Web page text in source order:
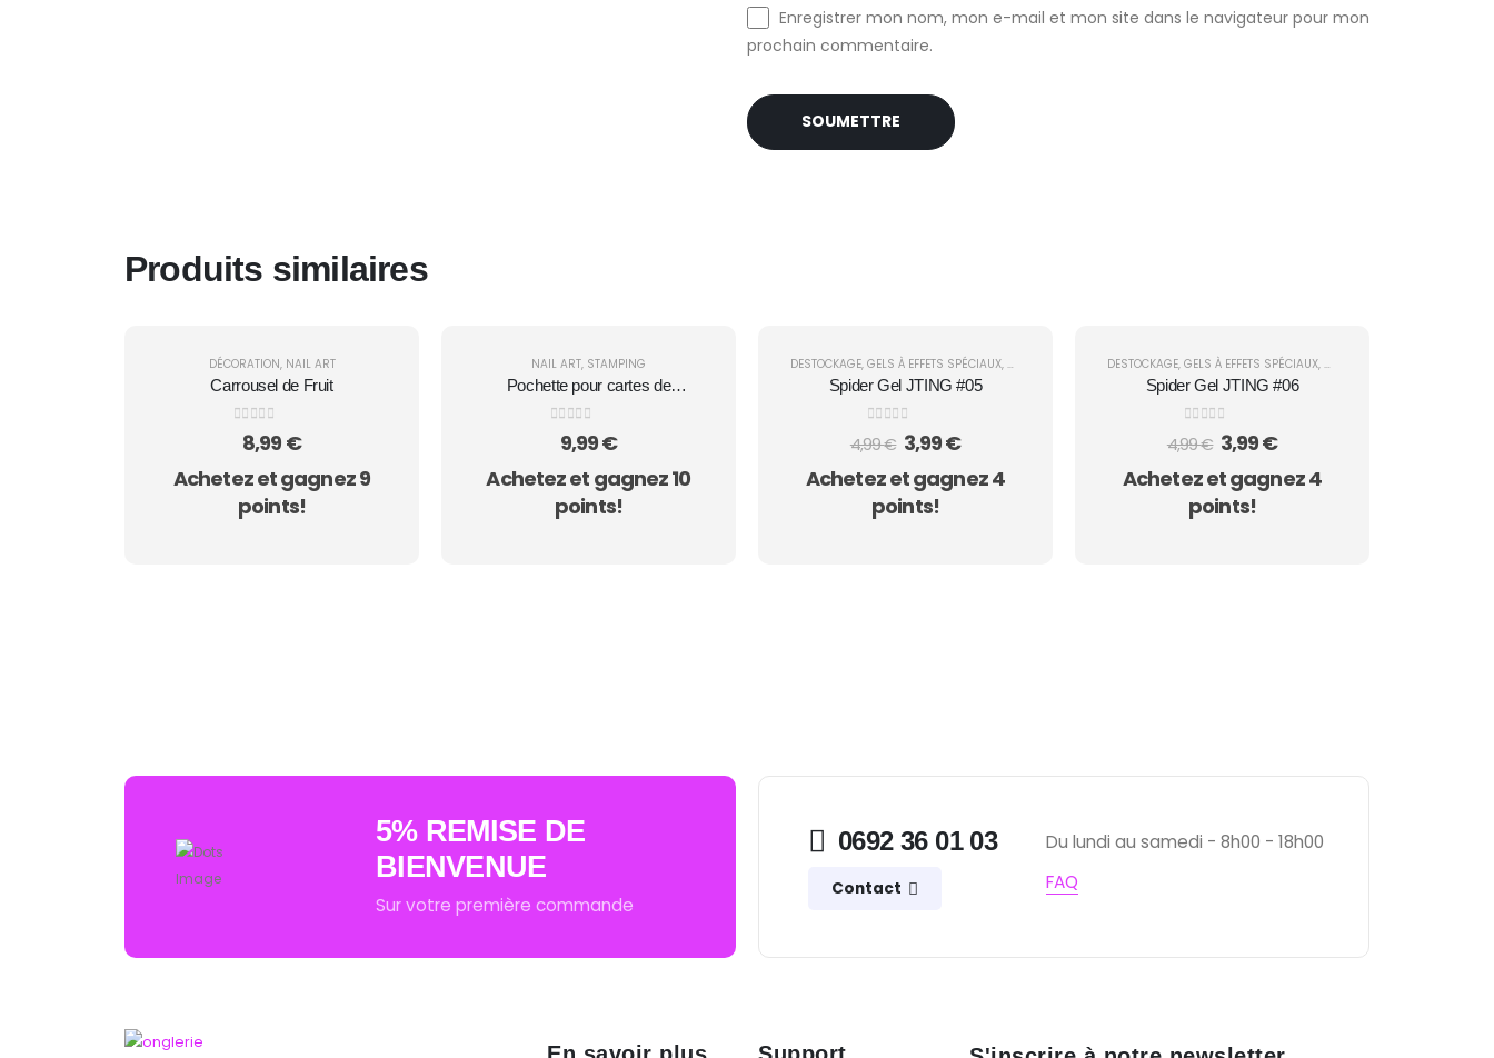
Enregistrer mon nom, mon e-mail et mon site dans le navigateur pour mon
prochain commentaire.
Produits similaires
DÉCORATION, NAIL ART
Carrousel de Fruit
sur 5
8,99 €
Achetez et gagnez 9
points!
NAIL ART, STAMPING
Pochette pour cartes de
stamping
sur 5
9,99€
Achetez et gagnez 10
points!
DESTOCKAGE, GELS À EFFETS SPÉCIAUX, NAIL ART SPIDER GEL
Spider Gel JTING #05
sur 5
4,99€ Le
prix
initial
était :
4,99 €.
3,99€Le
actuel
Achetez et gagnez 4
points!
DESTOCKAGE, GELS À EFFETS SPÉCIAUX, NAIL ART
Spider Gel JTING #06
sur 5
4,99€ Le
prix
initial
était :
4,99 €.
3,99€Le
actuel
Achetez et gagnez 4
points!
5% REMISE DE
BIENVENUE
Sur votre première commande
0692 36 01 03
Contact
Du lundi au samedi - 8h00 - 18h00
FAQ